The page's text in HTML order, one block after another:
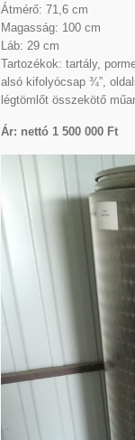
Átmérő: 71,6 cm
Magasság: 100 cm
Láb: 29 cm
Tartozékok: tartály,
alsó kifolyócsap ¾”,
légtömlőt összekötő
Ár: nettó 1 500 000 Ft